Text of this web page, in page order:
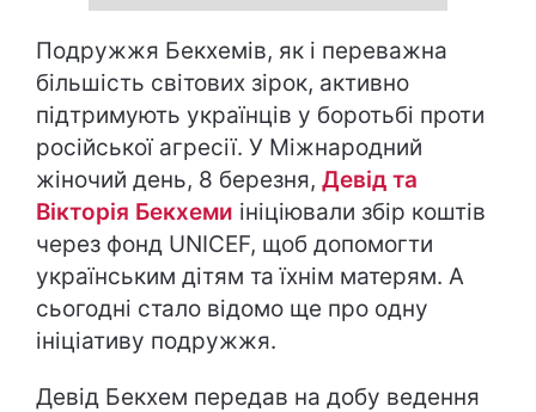
Подружжя Бекхемів, як і переважна
більшість світових зірок, активно
підтримують українців у боротьбі проти
російської агресії. У Міжнародний
жіночий день, 8 березня, Девід та
Вікторія Бекхеми ініціювали збір коштів
через фонд UNICEF, щоб допомогти
українським дітям та їхнім матерям. А
сьогодні стало відомо ще про одну
ініціативу подружжя.
Девід Бекхем передав на добу ведення